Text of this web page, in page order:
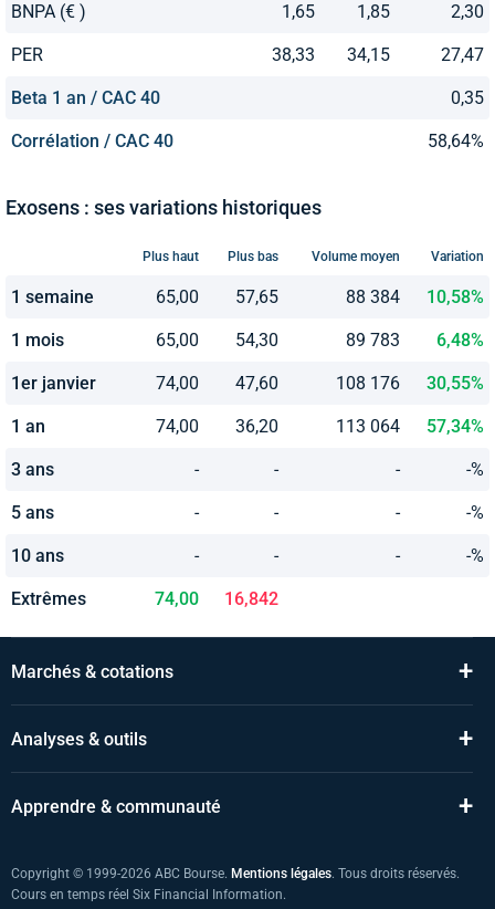
BNPA (€ ) 1,65 1,85 2,30
PER 38,33 34,15 27,47
Beta 1 an / CAC 40 0,35
Corrélation / CAC 40 58,64%
Exosens : ses variations historiques
Plus haut Plus bas Volume moyen Variation
1 semaine 65,00 57,65 88 384 10,58%
1 mois 65,00 54,30 89 783 6,48%
1er janvier 74,00 47,60 108 176 30,55%
1 an 74,00 36,20 113 064 57,34%
3 ans - - - -%
5 ans - - - -%
10 ans - - - -%
Extrêmes 74,00 16,842
Marchés & cotations +
Analyses & outils +
Apprendre & communauté +
Copyright © 1999-2026 ABC Bourse. Mentions légales. Tous droits réservés.
Cours en temps réel Six Financial Information.